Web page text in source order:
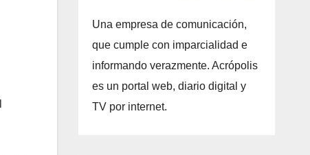
Una empresa de comunicación,
que cumple con imparcialidad e
informando verazmente. Acrópolis
es un portal web, diario digital y
TV por internet.